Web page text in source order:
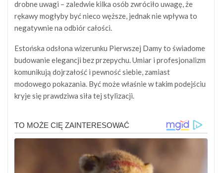
drobne uwagi – zaledwie kilka osób zwróciło uwagę, że
rękawy mogłyby być nieco węższe, jednak nie wpływa to
negatywnie na odbiór całości.
Estońska odsłona wizerunku Pierwszej Damy to świadome
budowanie elegancji bez przepychu. Umiar i profesjonalizm
komunikują dojrzałość i pewność siebie, zamiast
modowego pokazania. Być może właśnie w takim podejściu
kryje się prawdziwa siła tej stylizacji.